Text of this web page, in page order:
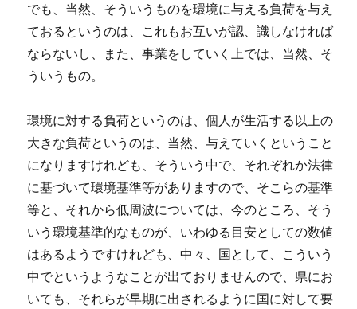
でも、当然、そういうものを環境に与える負荷を与え
ておるというのは、これもお互いが認、識しなければ
ならないし、また、事業をしていく上では、当然、そ
ういうもの。
環境に対する負荷というのは、個人が生活する以上の
大きな負荷というのは、当然、与えていくということ
になりますけれども、そういう中で、それぞれか法律
に基づいて環境基準等がありますので、そこらの基準
等と、それから低周波については、今のところ、そう
いう環境基準的なものが、いわゆる目安としての数値
はあるようですけれども、中々、国として、こういう
中でというようなことが出ておりませんので、県にお
いても、それらが早期に出されるように国に対して要